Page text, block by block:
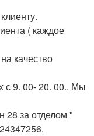
( каждое
качество
с 9. 00- 20. 00.. Мы
28 за отделом "